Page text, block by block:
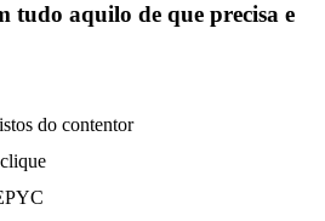
tudo aquilo de que precisa e
do contentor